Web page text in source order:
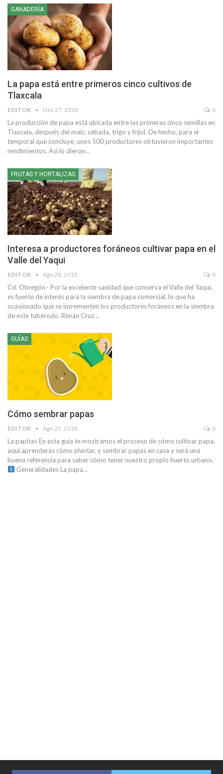
GANADERÍA
La papa está entre primeros cinco cultivos de
Tlaxcala
EDITOR Nov 27, 2018 0
La producción de papa está ubicada entre las primeras cinco semillas en
Tlaxcala, después del maíz, cebada, trigo y frijol. De hecho, para el
temporal que concluye, unos 500 productores obtuvieron importantes
rendimientos. Así lo dieron…
FRUTAS Y HORTALIZAS
Interesa a productores foráneos cultivar papa en el
Valle del Yaqui
EDITOR Ago 28, 2018 0
Cd. Obregón.- Por la excelente sanidad que conserva el Valle del Yaqui,
es fuente de interés para la siembra de papa comercial, lo que ha
ocasionado que se incrementen los productores foráneos en la siembra
de este tubérculo. Renán Cruz…
GUÍAS
Cómo sembrar papas
EDITOR Ago 22, 2018 0
La papitas En esta guía te mostramos el proceso de cómo cultivar papa,
aquí aprenderás cómo plantar, y sembrar papas en casa y será una
buena referencia para saber cómo tener nuestro propio huerto urbano.
Generalidades La papa…